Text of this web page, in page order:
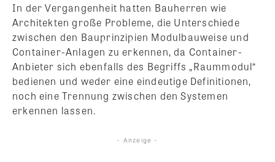
In der Vergangenheit hatten Bauherren wie
Architekten große Probleme, die Unterschiede
zwischen den Bauprinzipien Modulbauweise und
Container-Anlagen zu erkennen, da Container-
Anbieter sich ebenfalls des Begriffs „Raummodul“
bedienen und weder eine eindeutige Definitionen,
noch eine Trennung zwischen den Systemen
erkennen lassen.
- Anzeige -